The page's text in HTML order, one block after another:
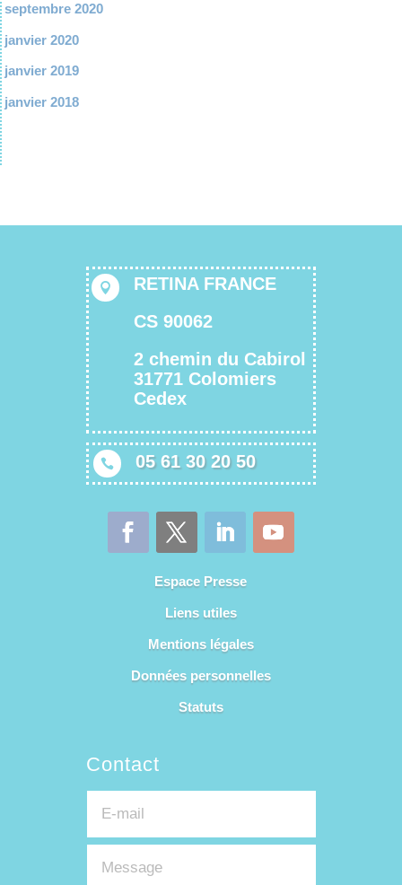
septembre 2020
janvier 2020
janvier 2019
janvier 2018

RETINA FRANCE
CS 90062
2 chemin du Cabirol
31771 Colomiers
Cedex
 05 61 30 20 50
Espace Presse
Liens utiles
Mentions légales
Données personnelles
Statuts
Contact